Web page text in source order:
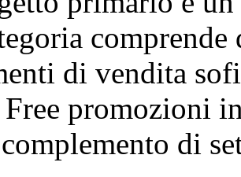
di vendita
Free promozioni
di